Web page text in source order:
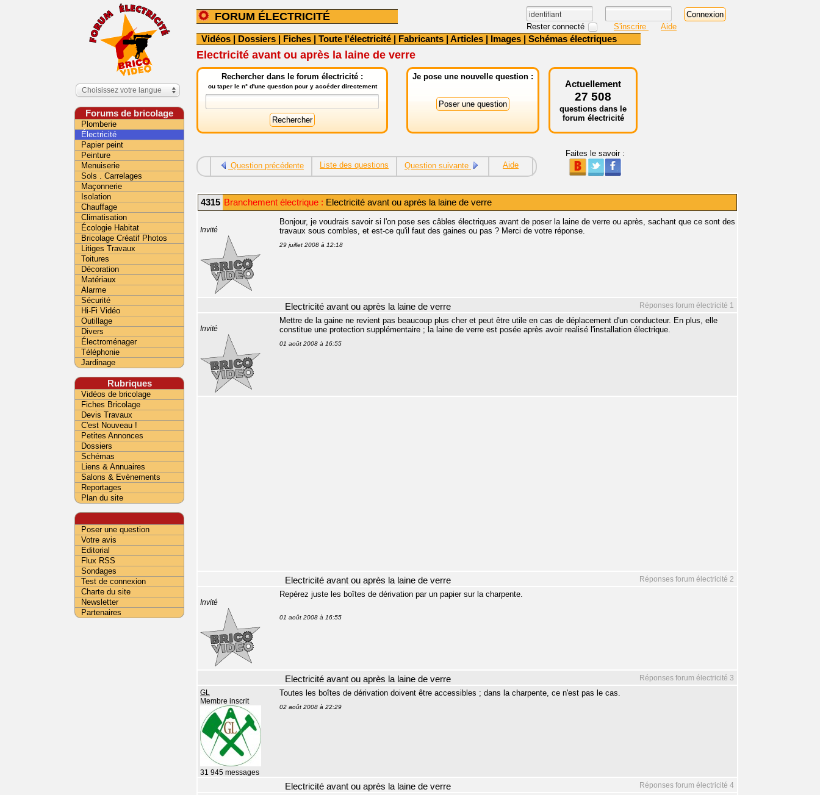
FORUM ÉLECTRICITÉ
Rester connecté S'inscrire Aide
Vidéos | Dossiers | Fiches | Toute l'électricité | Fabricants | Articles | Images | Schémas électriques
Electricité avant ou après la laine de verre
Rechercher dans le forum électricité :
ou taper le n° d'une question pour y accéder directement
Je pose une nouvelle question :
Actuellement
27 508
questions dans le
forum électricité
Question précédente Liste des questions Question suivante Aide
Faites le savoir :
4315 Branchement électrique : Electricité avant ou après la laine de verre
Invité
Bonjour, je voudrais savoir si l'on pose ses câbles électriques avant de poser la laine de verre ou après, sachant que ce sont des
travaux sous combles, et est-ce qu'il faut des gaines ou pas ? Merci de votre réponse.
29 juillet 2008 à 12:18
Réponses forum électricité 1
Electricité avant ou après la laine de verre
Invité
Mettre de la gaine ne revient pas beaucoup plus cher et peut être utile en cas de déplacement d'un conducteur. En plus, elle
constitue une protection supplémentaire ; la laine de verre est posée après avoir realisé l'installation électrique.
01 août 2008 à 16:55
Réponses forum électricité 2
Electricité avant ou après la laine de verre
Invité
Repérez juste les boîtes de dérivation par un papier sur la charpente.
01 août 2008 à 16:55
Réponses forum électricité 3
Electricité avant ou après la laine de verre
GL
Membre inscrit
31 945 messages
Toutes les boîtes de dérivation doivent être accessibles ; dans la charpente, ce n'est pas le cas.
02 août 2008 à 22:29
Réponses forum électricité 4
Electricité avant ou après la laine de verre
Choisissez votre langue
Forums de bricolage
Plomberie
Électricité
Papier peint
Peinture
Menuiserie
Sols . Carrelages
Maçonnerie
Isolation
Chauffage
Climatisation
Écologie Habitat
Bricolage Créatif Photos
Litiges Travaux
Toitures
Décoration
Matériaux
Alarme
Sécurité
Hi-Fi Vidéo
Outillage
Divers
Électroménager
Téléphonie
Jardinage
Rubriques
Vidéos de bricolage
Fiches Bricolage
Devis Travaux
C'est Nouveau !
Petites Annonces
Dossiers
Schémas
Liens & Annuaires
Salons & Evènements
Reportages
Plan du site
Poser une question
Votre avis
Editorial
Flux RSS
Sondages
Test de connexion
Charte du site
Newsletter
Partenaires